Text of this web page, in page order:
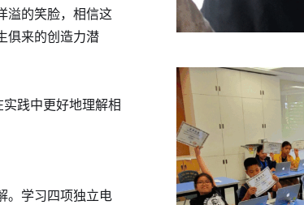
溢的笑脸，相信这
俱来的创造力潜
践中更好地理解相
。学习四项独立电